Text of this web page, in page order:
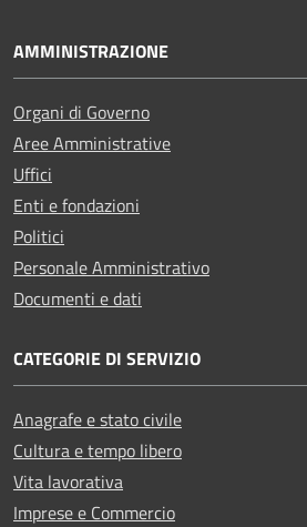
AMMINISTRAZIONE
Organi di Governo
Aree Amministrative
Uffici
Enti e fondazioni
Politici
Personale Amministrativo
Documenti e dati
CATEGORIE DI SERVIZIO
Anagrafe e stato civile
Cultura e tempo libero
Vita lavorativa
Imprese e Commercio